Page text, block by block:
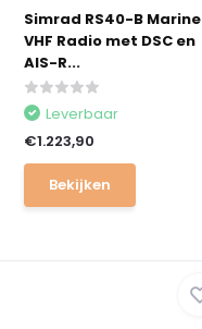
Simrad RS40-B Marine
VHF Radio met DSC en
AIS-R...
Leverbaar
€1.223,90
Bekijken